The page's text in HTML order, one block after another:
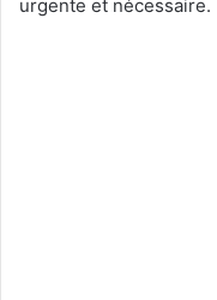
urgente et nécessaire.